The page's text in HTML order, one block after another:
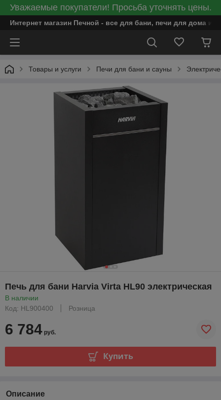
Уважаемые покупатели! Просьба уточнять цены.
Интернет магазин Печной - все для бани, печи для дома и
Товары и услуги Печи для бани и сауны
Печь для бани Harvia Virta HL90 электрическая
В наличии
Код: HL900400
Розница
6 784 руб.
Купить
Описание